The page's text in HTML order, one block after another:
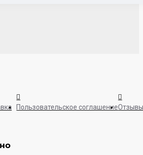
Пользовательское соглашение